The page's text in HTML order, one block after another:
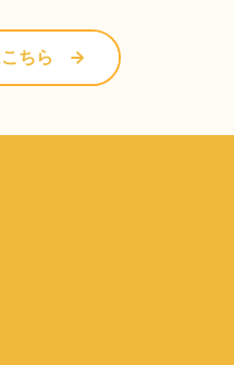
ちら